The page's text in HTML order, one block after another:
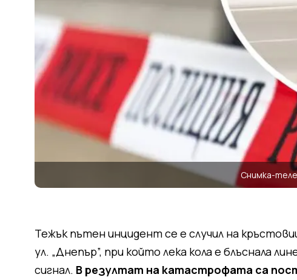
Снимка-
Тежък пътен инцидент се е случил на
ул. „Днепър”, при който лека кола е блъснала
сигнал. В резултат на катастрофата са